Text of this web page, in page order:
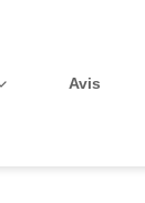
Avis